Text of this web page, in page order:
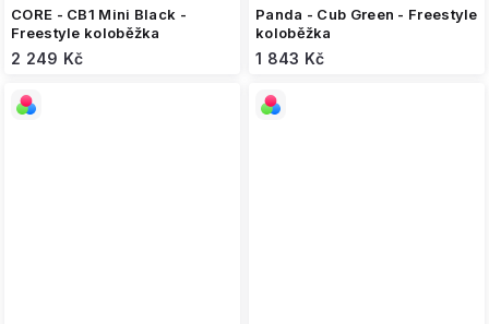
CORE - CB1 Mini Black -
Freestyle koloběžka
2 249 Kč
Panda - Cub Green - Freestyle
koloběžka
1 843 Kč